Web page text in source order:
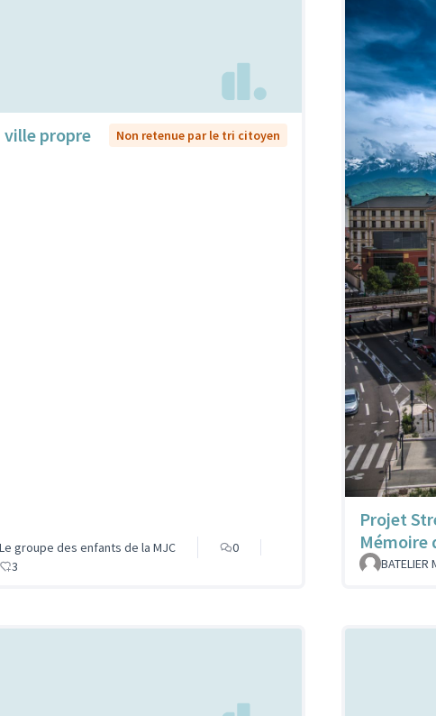
ville propre Non retenue par le tri citoyen
Le groupe des enfants de la MJC
0
3
Projet
Mémoire
BATELIER